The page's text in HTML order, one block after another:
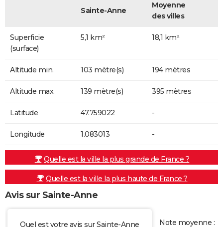
Sainte-Anne
Moyenne
des villes
Superficie
(surface)
5,1 km² 18,1 km²
Altitude min. 103 mètre(s) 194 mètres
Altitude max. 139 mètre(s) 395 mètres
Latitude 47.759022 -
Longitude 1.083013 -
Quelle est la ville la plus grande de France ?
Quelle est la ville la plus haute de France ?
Avis sur Sainte-Anne
Quel est votre avis sur Sainte-Anne Note moyenne :